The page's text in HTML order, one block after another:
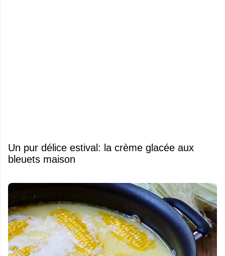
Un pur délice estival: la crème glacée aux
bleuets maison